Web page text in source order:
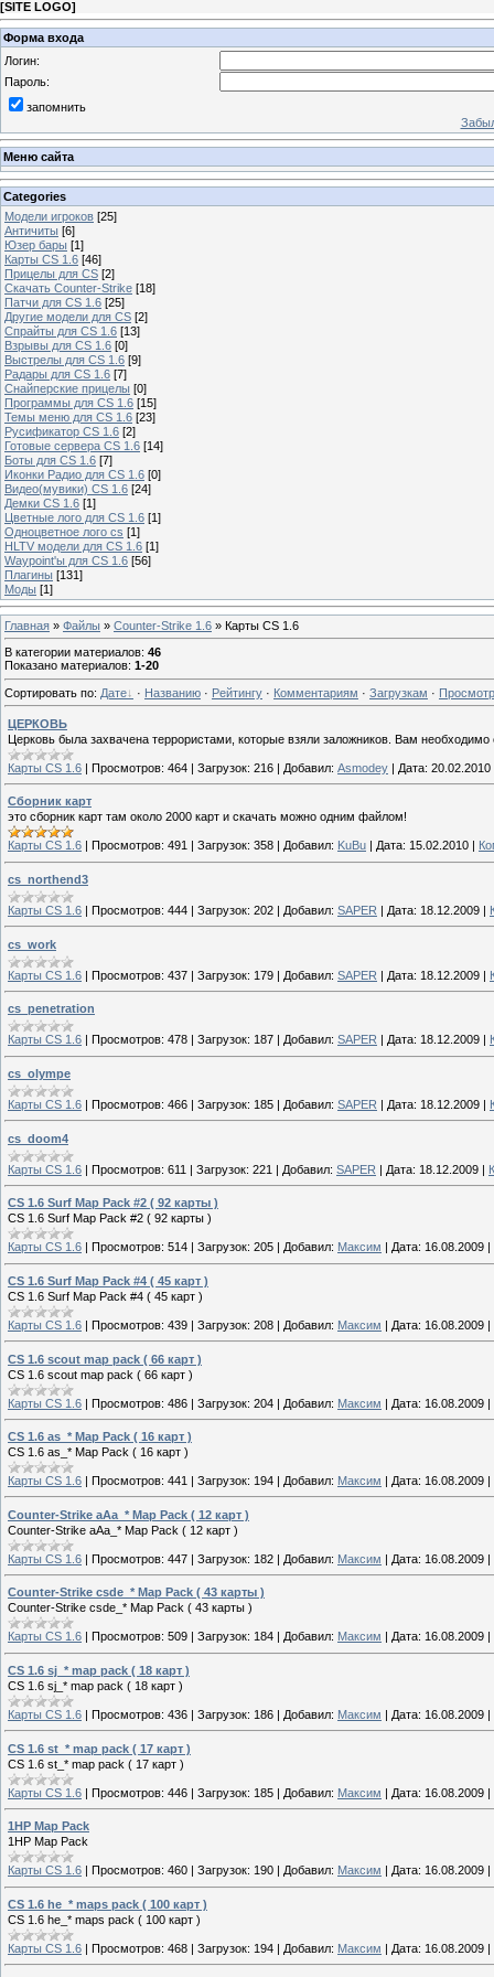
[SITE LOGO]
Форма входа
Логин:
Пароль:
запомнить
Меню сайта
Categories
Модели игроков [25]
Античиты [6]
Юзер бары [1]
Карты CS 1.6 [46]
Прицелы для CS [2]
Скачать Counter-Strike [18]
Патчи для CS 1.6 [25]
Другие модели для CS [2]
Спрайты для CS 1.6 [13]
Взрывы для CS 1.6 [0]
Выстрелы для CS 1.6 [9]
Радары для CS 1.6 [7]
Снайперские прицелы [0]
Программы для CS 1.6 [15]
Темы меню для CS 1.6 [23]
Русификатор CS 1.6 [2]
Готовые сервера CS 1.6 [14]
Боты для CS 1.6 [7]
Иконки Радио для CS 1.6 [0]
Видео(мувики) CS 1.6 [24]
Демки CS 1.6 [1]
Цветные лого для CS 1.6 [1]
Одноцветное лого сs [1]
HLTV модели для CS 1.6 [1]
Waypoint'ы для CS 1.6 [56]
Плагины [131]
Моды [1]
Главная » Файлы » Counter-Strike 1.6 » Карты CS 1.6
В категории материалов: 46
Показано материалов: 1-20
Сортировать по: Дате · Названию · Рейтингу · Комментариям · Загрузкам ·
ЦЕРКОВЬ
Церковь была захвачена террористами, которые взяли заложников. Вам
Карты CS 1.6 | Просмотров: 464 | Загрузок: 216 | Добавил: Asmodey | Дата: 20.02.2010
Сборник карт
это сборник карт там около 2000 карт и скачать можно одним файлом!
Карты CS 1.6 Просмотров: 491 Загрузок: 358 Добавил: KuBu Дата: 15.02.2010
cs_northend3
Карты CS 1.6 | Просмотров: 444 | Загрузок: 202 | Добавил: SAPER | Дата: 18.12.2009 |
cs_work
Карты CS 1.6 | Просмотров: 437 | Загрузок: 179 | Добавил: SAPER | Дата: 18.12.2009 |
cs_penetration
Карты CS 1.6 Просмотров: 478 Загрузок: 187 Добавил: SAPER Дата: 18.12.2009
cs_olympe
Карты CS 1.6 | Просмотров: 466 | Загрузок: 185 | Добавил: SAPER | Дата: 18.12.2009 |
cs_doom4
Карты CS 1.6 | Просмотров: 611 | Загрузок: 221 | Добавил: SAPER | Дата: 18.12.2009 |
CS 1.6 Surf Map Pack #2 ( 92 карты )
CS 1.6 Surf Map Pack #2 ( 92 карты )
Карты CS 1.6 | Просмотров: 514 | Загрузок: 205 | Добавил: Максим | Дата: 16.08.2009 |
CS 1.6 Surf Map Pack #4 ( 45 карт )
CS 1.6 Surf Map Pack #4 ( 45 карт )
Карты CS 1.6 | Просмотров: 439 | Загрузок: 208 | Добавил: Максим | Дата: 16.08.2009 |
CS 1.6 scout map pack ( 66 карт )
CS 1.6 scout map pack ( 66 карт )
Карты CS 1.6 | Просмотров: 486 | Загрузок: 204 | Добавил: Максим | Дата: 16.08.2009 |
CS 1.6 as_* Map Pack ( 16 карт )
CS 1.6 as_* Map Pack ( 16 карт )
Карты CS 1.6 | Просмотров: 441 | Загрузок: 194 | Добавил: Максим | Дата: 16.08.2009 |
Counter-Strike aAa_* Map Pack ( 12 карт )
Counter-Strike aAa_* Map Pack ( 12 карт )
Карты CS 1.6 | Просмотров: 447 | Загрузок: 182 | Добавил: Максим | Дата: 16.08.2009 |
Counter-Strike csde_* Map Pack ( 43 карты )
Counter-Strike csde_* Map Pack ( 43 карты )
Карты CS 1.6 Просмотров: 509 Загрузок: 184 Добавил: Максим Дата: 16.08.2009
CS 1.6 sj_* map pack ( 18 карт )
CS 1.6 sj_* map pack ( 18 карт )
Карты CS 1.6 | Просмотров: 436 | Загрузок: 186 | Добавил: Максим | Дата: 16.08.2009 |
CS 1.6 st_* map pack ( 17 карт )
CS 1.6 st_* map pack ( 17 карт )
Карты CS 1.6 | Просмотров: 446 | Загрузок: 185 | Добавил: Максим | Дата: 16.08.2009 |
1HP Map Pack
1HP Map Pack
Карты CS 1.6 Просмотров: 460 Загрузок: 190 Добавил: Максим Дата: 16.08.2009
CS 1.6 he_* maps pack ( 100 карт )
CS 1.6 he_* maps pack ( 100 карт )
Карты CS 1.6 | Просмотров: 468 | Загрузок: 194 | Добавил: Максим | Дата: 16.08.2009 |